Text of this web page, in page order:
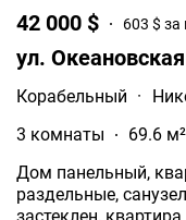
42 000 $ 603 $ за
ул. Океановская
Корабельный ·
3 комнаты
69.6 м²
Дом панельный,
раздельные, санузел раздельный, лоджия, балкон